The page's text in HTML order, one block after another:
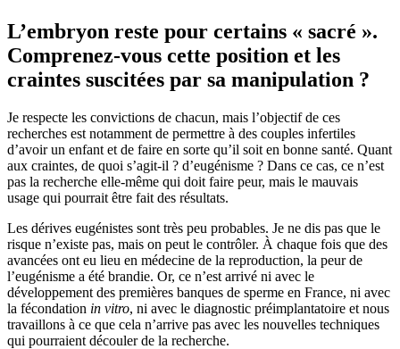
L’embryon reste pour certains « sacré ».
Comprenez-vous cette position et les
craintes suscitées par sa manipulation ?
Je respecte les convictions de chacun, mais l’objectif de ces
recherches est notamment de permettre à des couples infertiles
d’avoir un enfant et de faire en sorte qu’il soit en bonne santé. Quant
aux craintes, de quoi s’agit-il ? d’eugénisme ? Dans ce cas, ce n’est
pas la recherche elle-même qui doit faire peur, mais le mauvais
usage qui pourrait être fait des résultats.
Les dérives eugénistes sont très peu probables. Je ne dis pas que le
risque n’existe pas, mais on peut le contrôler. À chaque fois que des
avancées ont eu lieu en médecine de la reproduction, la peur de
l’eugénisme a été brandie. Or, ce n’est arrivé ni avec le
développement des premières banques de sperme en France, ni avec
la fécondation in vitro, ni avec le diagnostic préimplantatoire et nous
travaillons à ce que cela n’arrive pas avec les nouvelles techniques
qui pourraient découler de la recherche.